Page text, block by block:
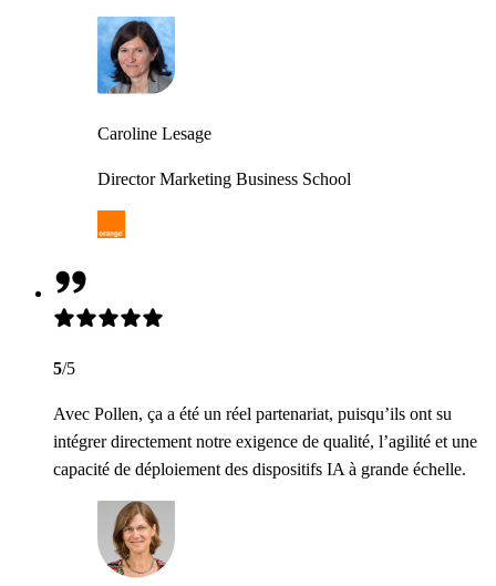
Caroline Lesage
Director Marketing Business School
5/5
Avec Pollen, ça a été un réel partenariat, puisqu’ils ont su
intégrer directement notre exigence de qualité, l’agilité et une
capacité de déploiement des dispositifs IA à grande échelle.